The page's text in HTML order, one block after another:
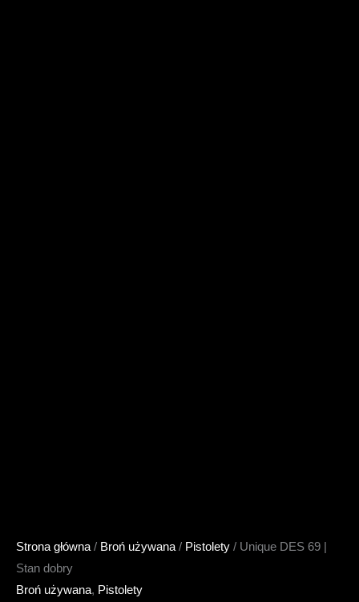
Strona główna/ Broń używana/ Pistolety / Unique DES 69 |
Stan dobry
Broń używana, Pistolety